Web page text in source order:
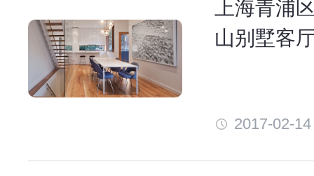
上海青浦
山别墅客
2017-02-14